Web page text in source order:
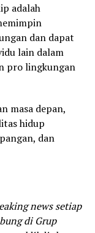
adalah
dan dapat
lain dalam
pro lingkungan
masa depan,
hidup
dan
news setiap
di Grup